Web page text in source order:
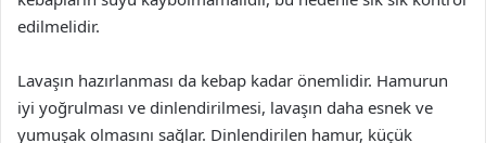
edilmelidir.
Lavaşın hazırlanması da kebap kadar önemlidir. Hamurun
iyi yoğrulması ve dinlendirilmesi, lavaşın daha esnek ve
yumuşak olmasını sağlar. Dinlendirilen hamur, küçük